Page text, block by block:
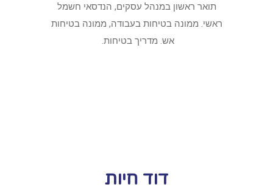
תואר ראשון במנהל עסקים, הנדסאי חשמל
ראשי. ממונה בטיחות בעבודה, ממונה בטיחות
אש. מדריך בטיחות.
דוד חיות